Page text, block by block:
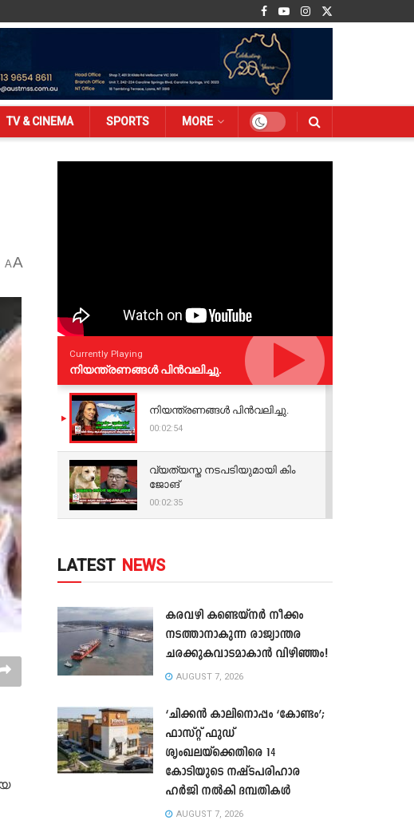
TV & CINEMA SPORTS MORE
AA
Currently Playing
നിയന്ത്രണങ്ങള്‍ പിന്‍വലിച്ചു.
നിയന്ത്രണങ്ങള്‍ പിന്‍വലിച്ചു.
00:02:54
വ്യത്യസ്ത നടപടിയുമായി കിം
ജോങ്
00:02:35
LATEST NEWS
കരവഴി കണ്ടെയ്നർ നീക്കം
നടത്താനാകുന്ന രാജ്യാന്തര
ചരക്കുകവാടമാകാൻ വിഴിഞ്ഞം!
AUGUST 7, 2026
‘ചിക്കൻ കാലിനൊപ്പം ‘കോണ്ടം’;
ഫാസ്റ്റ് ഫുഡ്
ശൃംഖലയ്ക്കെതിരെ 14
കോടിയുടെ നഷ്ടപരിഹാര
ഹർജി നൽകി ദമ്പതികൾ
AUGUST 7, 2026